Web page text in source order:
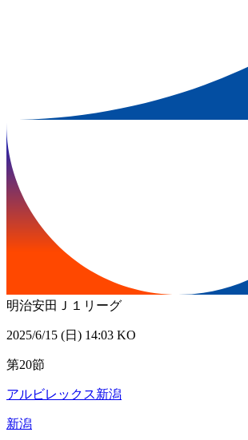
明治安田Ｊ１リーグ
2025/6/15 (日) 14:03 KO
第20節
アルビレックス新潟
新潟